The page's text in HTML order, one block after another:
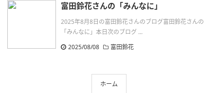
富田鈴花さんの「みんなに」
2025年8月8日の富田鈴花さんのブログ富田鈴花さんの
「みんなに」本日次のブログ ...
2025/08/08
富田鈴花
ホーム